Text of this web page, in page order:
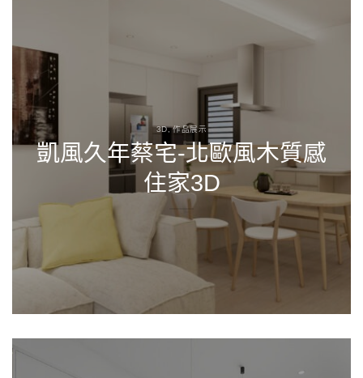
3D, 作品展示
凱風久年蔡宅-北歐風木質感
住家3D